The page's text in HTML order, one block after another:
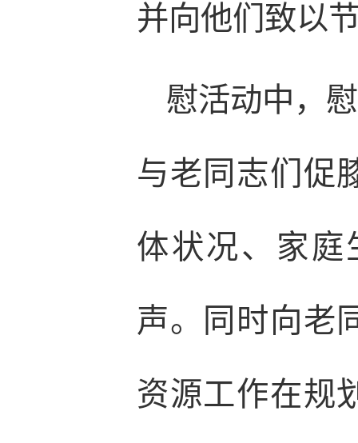
并向他们致以
慰活动中，
与老同志们促
体状况、家庭
声。同时向老
资源工作在规